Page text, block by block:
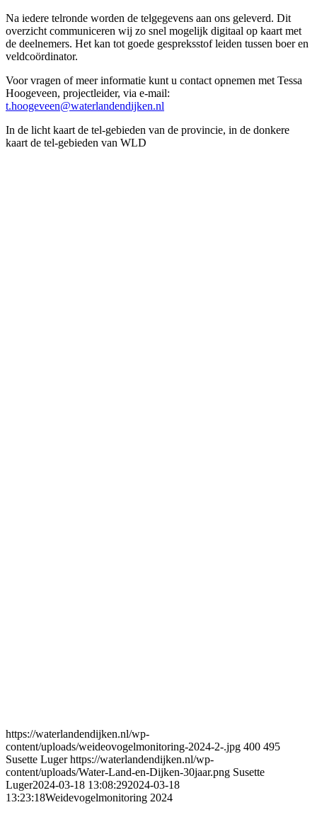
Na iedere telronde worden de telgegevens aan ons geleverd. Dit
overzicht communiceren wij zo snel mogelijk digitaal op kaart met
de deelnemers. Het kan tot goede gespreksstof leiden tussen boer en
veldcoördinator.
Voor vragen of meer informatie kunt u contact opnemen met Tessa
Hoogeveen, projectleider, via e-mail:
t.hoogeveen@waterlandendijken.nl
In de licht kaart de tel-gebieden van de provincie, in de donkere
kaart de tel-gebieden van WLD
https://waterlandendijken.nl/wp-
content/uploads/weideovogelmonitoring-2024-2-.jpg 400 495
Susette Luger https://waterlandendijken.nl/wp-
content/uploads/Water-Land-en-Dijken-30jaar.png Susette
Luger2024-03-18 13:08:292024-03-18
13:23:18Weidevogelmonitoring 2024